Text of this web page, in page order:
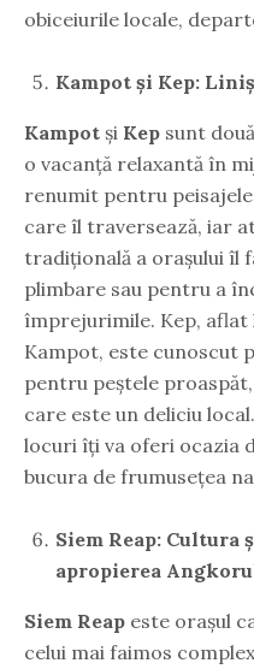
obiceiurile locale,
Kampot și Kep:
Kampot și Kep sunt
o vacanță relaxantă în
renumit pentru
care îl traversează, iar
tradițională a orașului îl
plimbare sau pentru a
împrejurimile. Kep, aflat
Kampot, este cunoscut
pentru peștele
care este un deliciu
locuri îți va oferi ocazia
bucura de frumusețea
Siem Reap:
apropierea
Siem Reap este orașul
celui mai faimos